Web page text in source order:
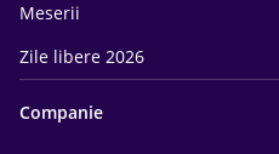
Meserii
Zile libere 2026
Companie